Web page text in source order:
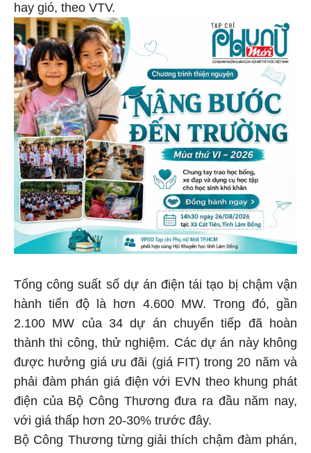
hay gió, theo VTV.
Tổng công suất số dự án điện tái tạo bị chậm vận
hành tiến độ là hơn 4.600 MW. Trong đó, gần
2.100 MW của 34 dự án chuyển tiếp đã hoàn
thành thi công, thử nghiệm. Các dự án này không
được hưởng giá ưu đãi (giá FIT) trong 20 năm và
phải đàm phán giá điện với EVN theo khung phát
điện của Bộ Công Thương đưa ra đầu năm nay,
với giá thấp hơn 20-30% trước đây.
Bộ Công Thương từng giải thích chậm đàm phán,